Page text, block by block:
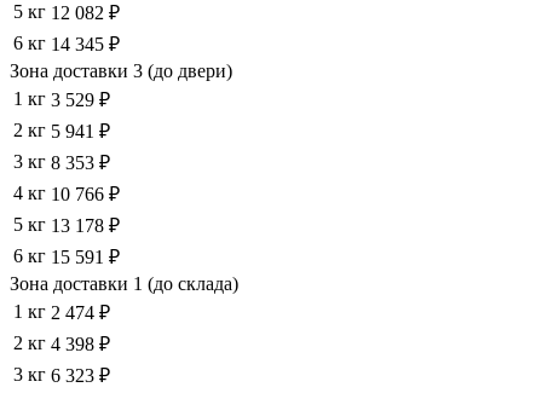
5 кг 12 082 ₽
6 кг 14 345 ₽
Зона доставки 3 (до двери)
1 кг 3 529 ₽
2 кг 5 941 ₽
3 кг 8 353 ₽
4 кг 10 766 ₽
5 кг 13 178 ₽
6 кг 15 591 ₽
Зона доставки 1 (до склада)
1 кг 2 474 ₽
2 кг 4 398 ₽
3 кг 6 323 ₽